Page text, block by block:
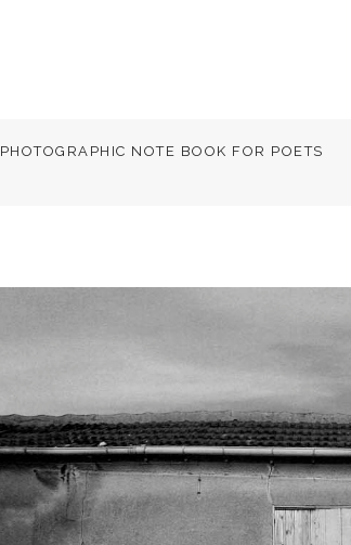
PHOTOGRAPHIC NOTE BOOK FOR POETS